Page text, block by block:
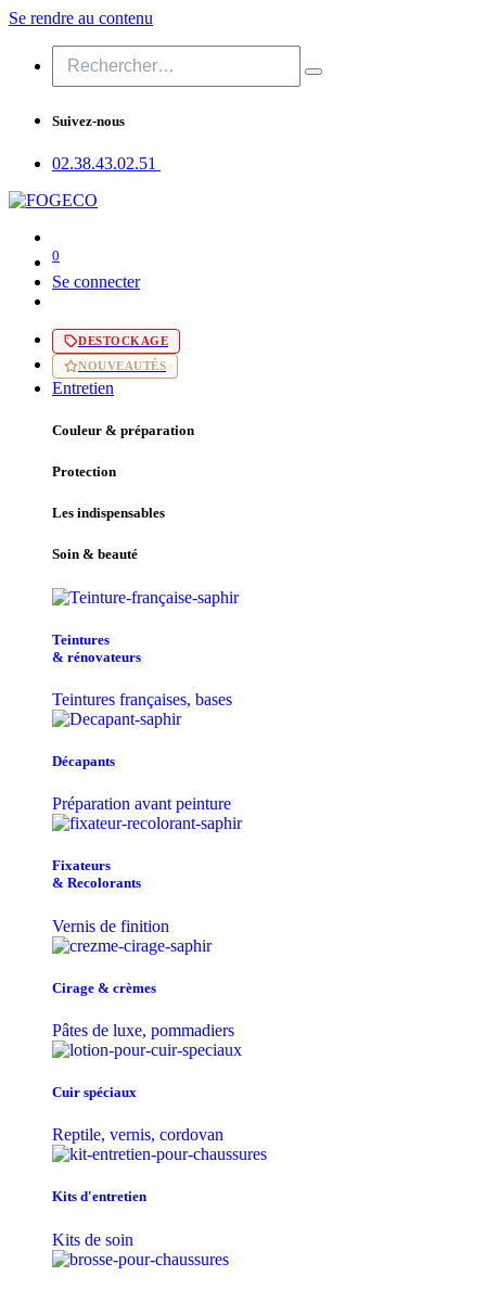
Se rendre au contenu
Suivez-nous
02.38.43​.02.51
0
Se connecter
DESTOCKAGE
NOUVEAUTÉS
Entretien
Couleur & préparation
Protection
Les indispensables
Soin & beauté
Teintu​res
& r​é​novateurs
Teintures françaises, bases
Décapants
Préparation avant peinture
Fixateurs
& Recolorants
Vernis de finition
Cirage & crèmes
Pâtes de luxe, pommadiers
Cuir spéciaux
Reptile, vernis, cordovan
Kits d'entretien
Kits de soin